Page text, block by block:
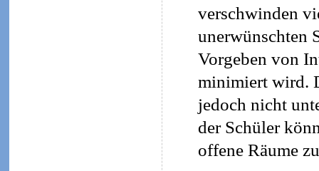
verschwinden
unerwünschten
Vorgeben von
minimiert wird.
jedoch nicht
der Schüler
offene Räume